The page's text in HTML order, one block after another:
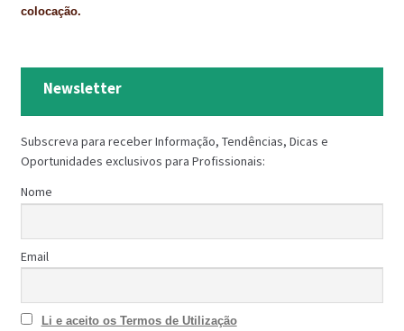
colocação.
Newsletter
Subscreva para receber Informação, Tendências, Dicas e
Oportunidades exclusivos para Profissionais:
Nome
Email
Li e aceito os Termos de Utilização